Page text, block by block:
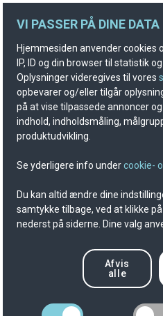
VI PASSER PÅ DINE DATA
Hjemmesiden anvender cookies
IP, ID og din browser til statistik
Oplysninger videregives til vores
opbevarer og/eller tilgår
på at vise tilpassede annoncer
indhold, indholdsmåling,
produktudvikling.
Se yderligere info undercookie-
Du kan altid ændre dine
samtykke tilbage, ved at klikke på
nederst på siderne. Dine valg
Afvis
alle